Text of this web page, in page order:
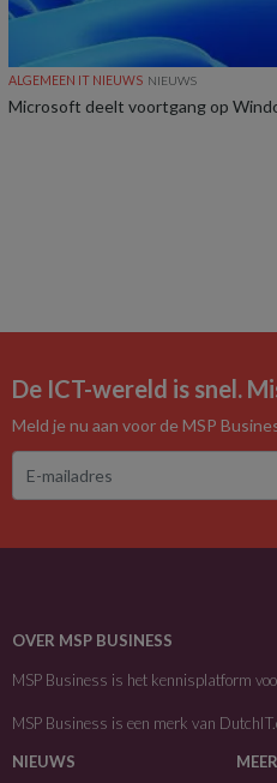
ALGEMEEN IT NIEUWS NIEUWS
Microsoft deelt voortgang op
De ICT-wereld is snel.
Meld je nu aan voor de MSP
OVER MSP BUSINESS
MSP Business is het kennisplatform
MSP Business is een merk van
NIEUWS